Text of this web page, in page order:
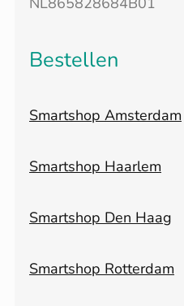
Bestellen
Smartshop Amsterdam
Smartshop Haarlem
Smartshop Den Haag
Smartshop Rotterdam